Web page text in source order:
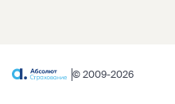
© 2009-2026